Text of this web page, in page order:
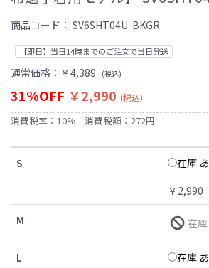
商品コード： SV6SHT04U-BKGR
【即日】当日14時までのご注文で当日発送
通常価格： ￥4,389 (税込)
31%OFF ￥2,990 (税込)
消費税率：10% 消費税額：272円
S
在庫
￥2,990
M 在
L
在庫